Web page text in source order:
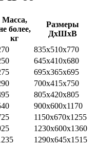
Масса,
более,
кг
Размеры
ДхШхВ
835х510х770
645х410х680
695х365х695
700х415х750
805х420х805
900х600х1170
1150х670х1255
1230х600х1360
1290х645х1515